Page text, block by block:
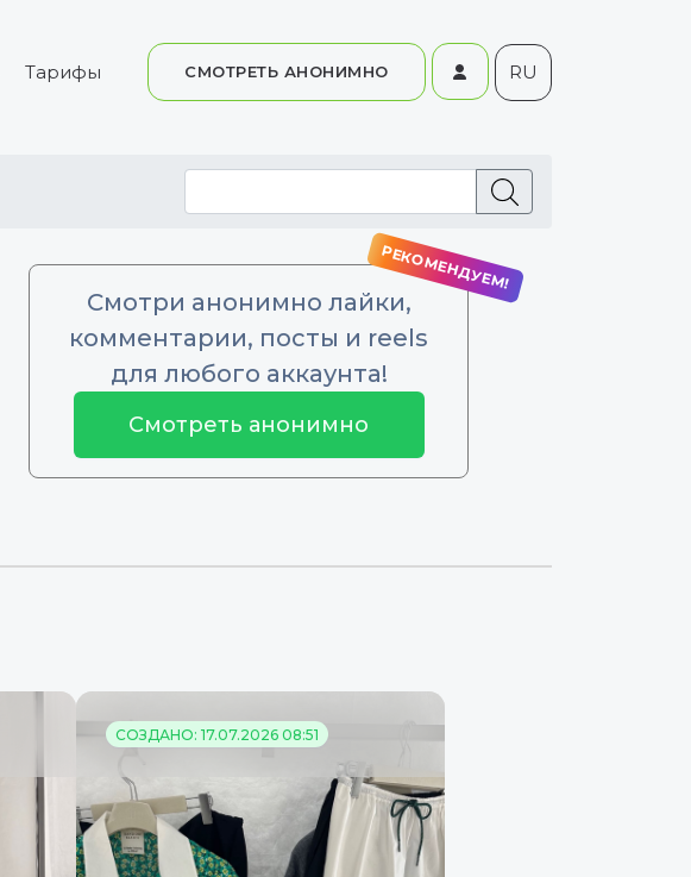
Тарифы СМОТРЕТЬ АНОНИМНО RU
Смотри анонимно лайки,
комментарии, посты и reels
для любого аккаунта!
Смотреть анонимно
СОЗДАНО: 17.07.2026 08:51